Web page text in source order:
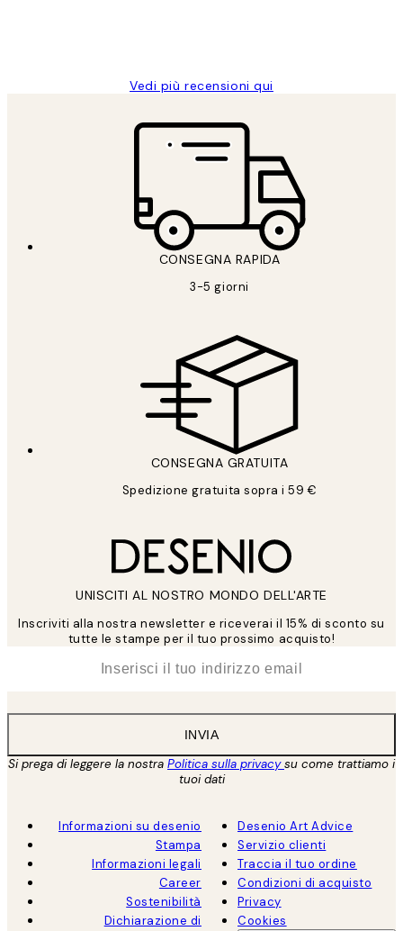
Vedi più recensioni qui
CONSEGNA RAPIDA
3-5 giorni
CONSEGNA GRATUITA
Spedizione gratuita sopra i 59 €
UNISCITI AL NOSTRO MONDO DELL'ARTE
Inscriviti alla nostra newsletter e riceverai il 15% di sconto su
tutte le stampe per il tuo prossimo acquisto!
INVIA
Si prega di leggere la nostra Politica sulla privacysu come trattiamo i
tuoi dati
Informazioni su desenio
Stampa
Informazioni legali
Career
Sostenibilità
Dichiarazione di
Desenio Art Advice
Servizio clienti
Traccia il tuo ordine
Condizioni di acquisto
Privacy
Cookies